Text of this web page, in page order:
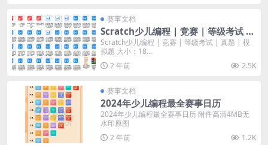
赛事文档
Scratch少儿编程 | 竞赛 | 等级考试 |
真题 | 模拟题
Scratch少儿编程 | 竞赛 | 等级考试 | 真题 | 模
拟题 大小：18...
2 年前
2.5K
赛事文档
2024年少儿编程最全赛事日历
2024年少儿编程最全赛事日历 附件高清4MB无
水印原图
2 年前
1.2K